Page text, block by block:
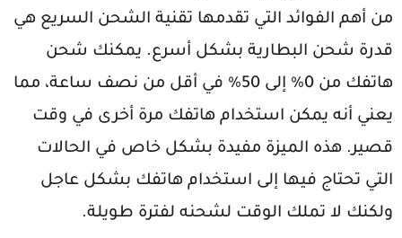
من أهم الفوائد التي تقدمها تقنية الشحن السريع هي
قدرة شحن البطارية بشكل أسرع. يمكنك شحن
هاتفك من 0% إلى 50% في أقل من نصف ساعة، مما
يعني أنه يمكن استخدام هاتفك مرة أخرى في وقت
قصير. هذه الميزة مفيدة بشكل خاص في الحالات
التي تحتاج فيها إلى استخدام هاتفك بشكل عاجل
ولكنك لا تملك الوقت لشحنه لفترة طويلة.